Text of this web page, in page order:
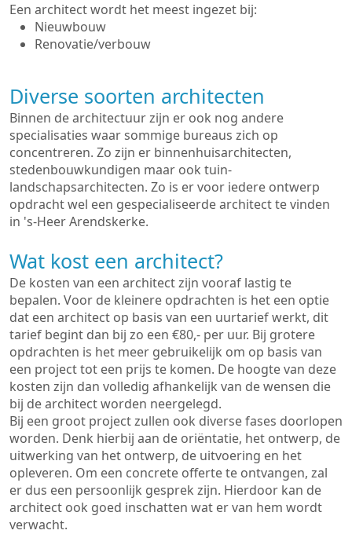
Een architect wordt het meest ingezet bij:
Nieuwbouw
Renovatie/verbouw
Diverse soorten architecten
Binnen de architectuur zijn er ook nog andere
specialisaties waar sommige bureaus zich op
concentreren. Zo zijn er binnenhuisarchitecten,
stedenbouwkundigen maar ook tuin-
landschapsarchitecten. Zo is er voor iedere ontwerp
opdracht wel een gespecialiseerde architect te vinden
in 's-Heer Arendskerke.
Wat kost een architect?
De kosten van een architect zijn vooraf lastig te
bepalen. Voor de kleinere opdrachten is het een optie
dat een architect op basis van een uurtarief werkt, dit
tarief begint dan bij zo een €80,- per uur. Bij grotere
opdrachten is het meer gebruikelijk om op basis van
een project tot een prijs te komen. De hoogte van deze
kosten zijn dan volledig afhankelijk van de wensen die
bij de architect worden neergelegd.
Bij een groot project zullen ook diverse fases doorlopen
worden. Denk hierbij aan de oriëntatie, het ontwerp, de
uitwerking van het ontwerp, de uitvoering en het
opleveren. Om een concrete offerte te ontvangen, zal
er dus een persoonlijk gesprek zijn. Hierdoor kan de
architect ook goed inschatten wat er van hem wordt
verwacht.